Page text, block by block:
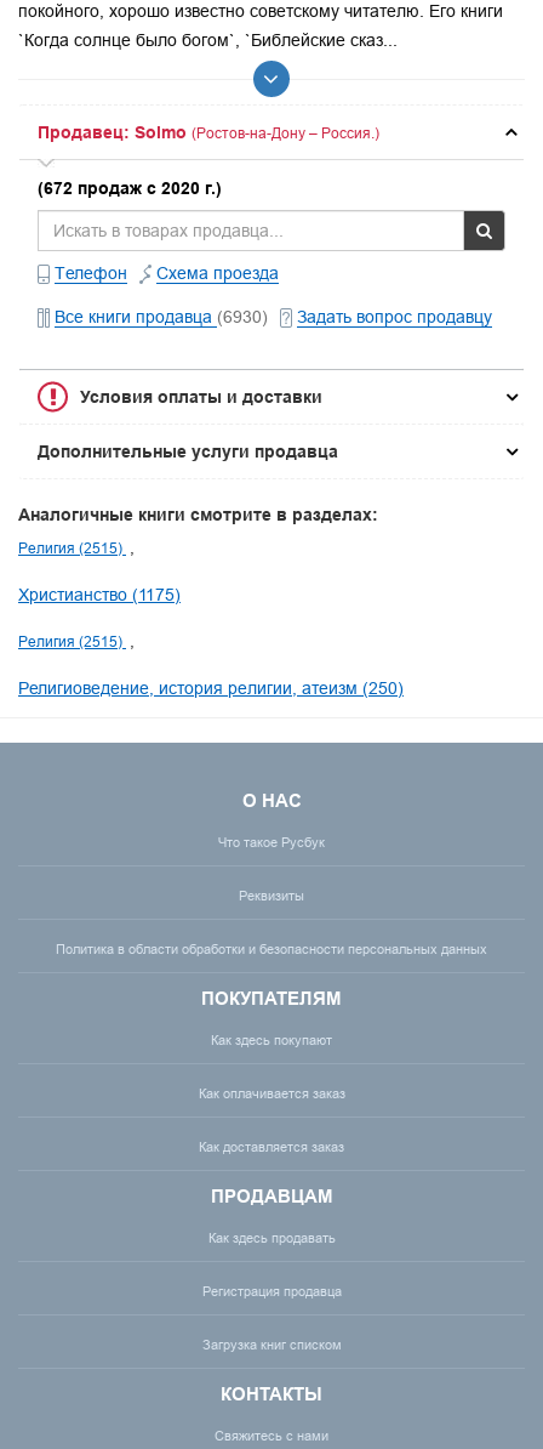
покойного, хорошо известно советскому читателю. Его книги
`Когда солнце было богом`, `Библейские сказ...
Продавец: Solmo (Ростов-на-Дону – Россия.)
(672 продаж с 2020 г.)
Телефон Схема проезда
Все книги продавца (6930) Задать вопрос продавцу
Условия оплаты и доставки
Дополнительные услуги продавца
Аналогичные книги смотрите в разделах:
Религия (2515)
Христианство (1175)
Религия (2515)
Религиоведение, история религии, атеизм (250)
О НАС
Что такое Русбук
Реквизиты
Политика в области обработки и безопасности персональных данных
ПОКУПАТЕЛЯМ
Как здесь покупают
Как оплачивается заказ
Как доставляется заказ
ПРОДАВЦАМ
Как здесь продавать
Регистрация продавца
Загрузка книг списком
КОНТАКТЫ
Свяжитесь с нами